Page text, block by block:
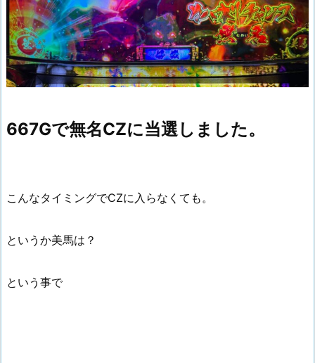
667Gで無名CZに当選しました。
こんなタイミングでCZに入らなくても。
というか美馬は？
という事で